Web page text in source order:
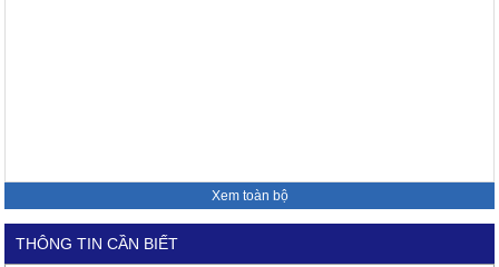
Xem toàn bộ
THÔNG TIN CẦN BIẾT